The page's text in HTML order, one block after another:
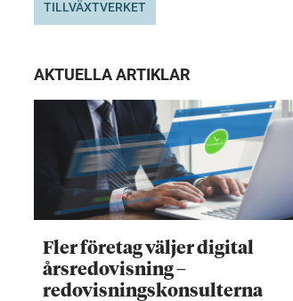
TILLVÄXTVERKET
AKTUELLA ARTIKLAR
Fler företag väljer digital
årsredovisning –
redovisningskonsulterna